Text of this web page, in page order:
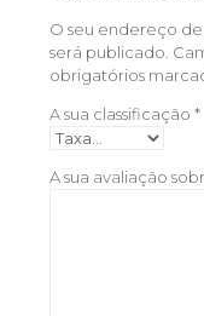
O seu endereço
será publicado.
obrigatórios
A sua classificação *
A sua avaliação